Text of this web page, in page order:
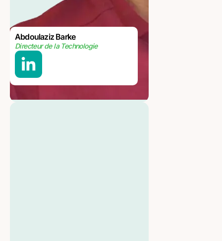
Abdoulaziz Barke
Directeur de la Technologie